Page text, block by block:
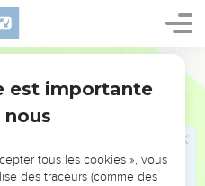
similitudes, mais je vous
en mon nom, et je ne
parce que vous m'avez
est importante
nous
tous les cookies », vous
des traceurs (comme des